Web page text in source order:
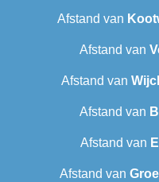
Afstand van
Afstand van
Afstand van
Afstand van
Afstand van
Afstand van